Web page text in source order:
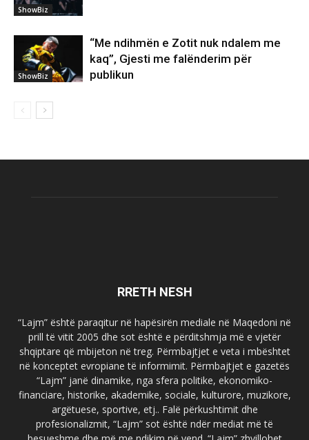
ShowBiz
ShowBiz
“Me ndihmën e Zotit nuk ndalem me
kaq”, Gjesti me falënderim për
publikun
RRETH NESH
“Lajm” është paraqitur në hapësirën mediale në Maqedoni në
prill të vitit 2005 dhe sot është e përditshmja më e vjetër
shqiptare që mbijeton në treg. Përmbajtjet e veta i mbështet
në konceptet evropiane të informimit. Përmbajtjet e gazetës
“Lajm” janë dinamike, nga sfera politike, ekonomiko-
financiare, historike, akademike, sociale, kulturore, muzikore,
argëtuese, sportive, etj.. Falë përkushtimit dhe
profesionalizmit, “Lajm” sot është ndër mediat më të